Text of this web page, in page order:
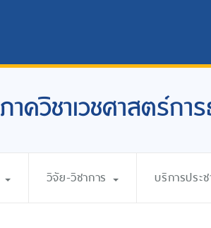
ภาควิชาเวชศาสตร์กา
วิจัย-วิชาการ บริการประ